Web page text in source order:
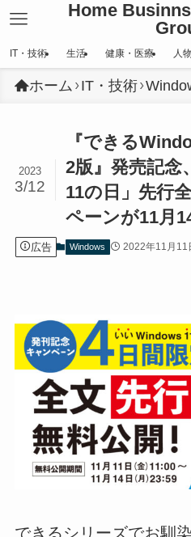
Home
IT・技術 生活 健康・医療 人
ホーム IT・技術
『できる
2版』発売記
11の日」先行
ペーンが11月
2023
3/12
広告 Windows 2022年11月11
できるシリーズでお馴